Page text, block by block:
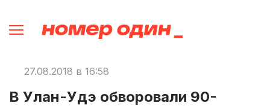
27.08.2018 в 16:58
В Улан-Удэ обворовали 90-